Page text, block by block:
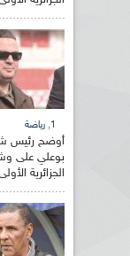
1
, رياضة
أوضح رئيس
بوعلي على
الجزائرية